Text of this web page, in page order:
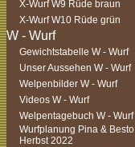
X-Wurf W9 Rüde braun
X-Wurf W10 Rüde grün
Gewichtstabelle W - Wurf
Unser Aussehen W - Wurf
Welpenbilder W - Wurf
Videos W - Wurf
Welpentagebuch W - Wurf
Wurfplanung Pina & Besto
Herbst 2022